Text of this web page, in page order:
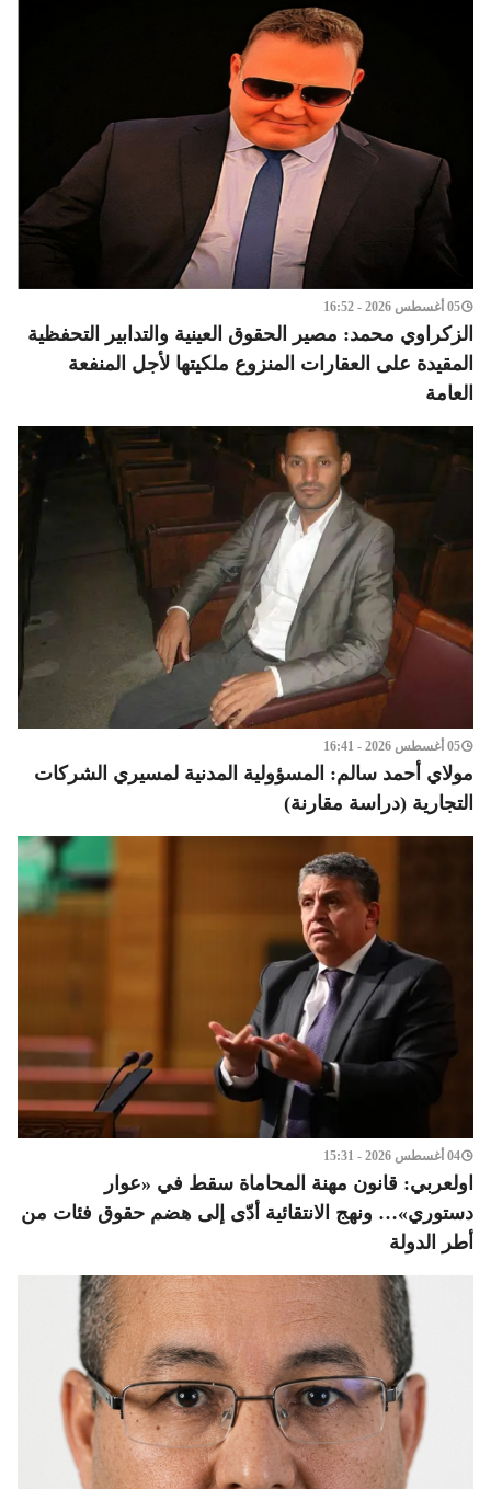
05 أغسطس 2026 - 16:52
الزكراوي محمد: مصير الحقوق العينية والتدابير التحفظية
المقيدة على العقارات المنزوع ملكيتها لأجل المنفعة
العامة
05 أغسطس 2026 - 16:41
مولاي أحمد سالم: المسؤولية المدنية لمسيري الشركات
التجارية (دراسة مقارنة)
04 أغسطس 2026 - 15:31
اولعربي: قانون مهنة المحاماة سقط في «عوار
دستوري»… ونهج الانتقائية أدّى إلى هضم حقوق فئات من
أطر الدولة